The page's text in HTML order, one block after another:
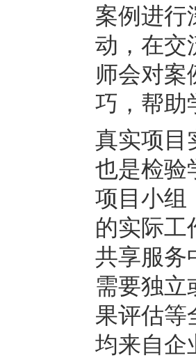
案例进行
动，在交
师会对案
巧，帮助
真实项目
也是检验
项目小组
的实际工
共享服务
需要独立
果评估等
均来自企